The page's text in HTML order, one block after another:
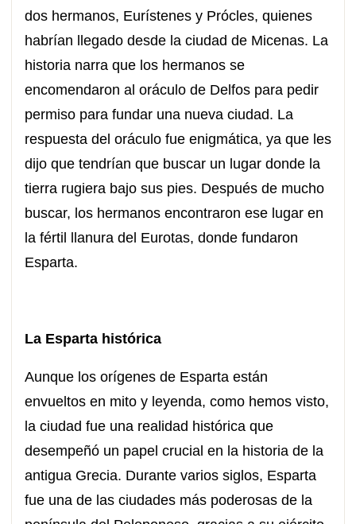
dos hermanos, Eurístenes y Prócles, quienes
habrían llegado desde la ciudad de Micenas. La
historia narra que los hermanos se
encomendaron al oráculo de Delfos para pedir
permiso para fundar una nueva ciudad. La
respuesta del oráculo fue enigmática, ya que les
dijo que tendrían que buscar un lugar donde la
tierra rugiera bajo sus pies. Después de mucho
buscar, los hermanos encontraron ese lugar en
la fértil llanura del Eurotas, donde fundaron
Esparta.
La Esparta histórica
Aunque los orígenes de Esparta están
envueltos en mito y leyenda, como hemos visto,
la ciudad fue una realidad histórica que
desempeñó un papel crucial en la historia de la
antigua Grecia. Durante varios siglos, Esparta
fue una de las ciudades más poderosas de la